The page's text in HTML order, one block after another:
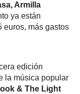
Armilla
ya están
euros, más gastos
edición
la música popular
& The Light